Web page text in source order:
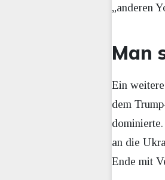
„anderen
Man
Ein
dem
an die
Ende mit